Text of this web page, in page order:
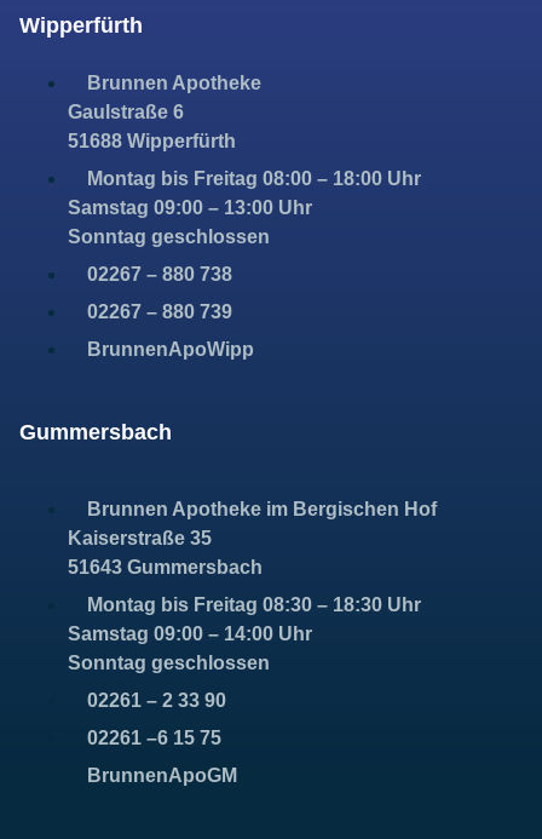
Wipperfürth
Brunnen Apotheke
Gaulstraße 6
51688 Wipperfürth
Montag bis Freitag 08:00 – 18:00 Uhr
Samstag 09:00 – 13:00 Uhr
Sonntag geschlossen
02267 – 880 738
02267 – 880 739
BrunnenApoWipp
Gummersbach
Brunnen Apotheke im Bergischen Hof
Kaiserstraße 35
51643 Gummersbach
Montag bis Freitag 08:30 – 18:30 Uhr
Samstag 09:00 – 14:00 Uhr
Sonntag geschlossen
02261 – 2 33 90
02261 –6 15 75
BrunnenApoGM